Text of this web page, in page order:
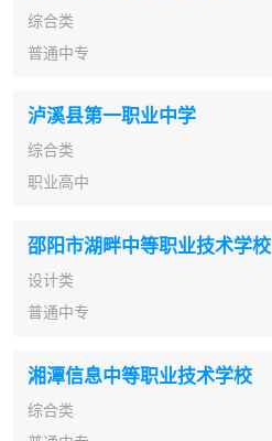
综合类
普通中专
泸溪县第一职业中学
综合类
职业高中
邵阳市湖畔中等职业技术学校
设计类
普通中专
湘潭信息中等职业技术学校
综合类